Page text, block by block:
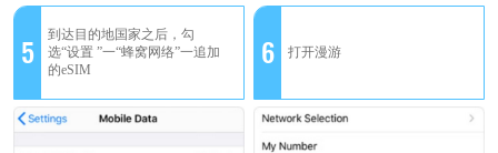
5
到达目的地国家之后，勾
选“设置 ”一“蜂窝网络”一追加
的eSIM
6 打开漫游